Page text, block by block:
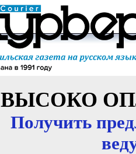
ВЫСОКО
Получить